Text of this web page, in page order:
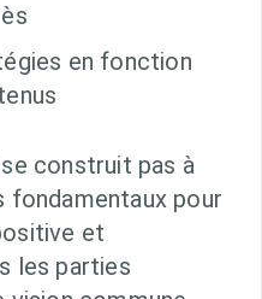
en fonction
se construit pas à
fondamentaux pour
et
les parties